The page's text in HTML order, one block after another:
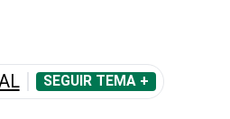
SEGUIR TEMA +